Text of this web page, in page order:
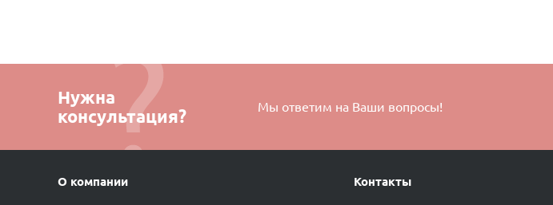
Нужна
консультация?
Мы ответим на Ваши вопросы!
О компании Контакты